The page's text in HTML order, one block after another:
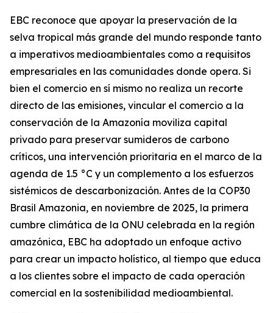
EBC reconoce que apoyar la preservación de la
selva tropical más grande del mundo responde tanto
a imperativos medioambientales como a requisitos
empresariales en las comunidades donde opera. Si
bien el comercio en sí mismo no realiza un recorte
directo de las emisiones, vincular el comercio a la
conservación de la Amazonía moviliza capital
privado para preservar sumideros de carbono
críticos, una intervención prioritaria en el marco de la
agenda de 1.5 °C y un complemento a los esfuerzos
sistémicos de descarbonización. Antes de la COP30
Brasil Amazonia, en noviembre de 2025, la primera
cumbre climática de la ONU celebrada en la región
amazónica, EBC ha adoptado un enfoque activo
para crear un impacto holístico, al tiempo que educa
a los clientes sobre el impacto de cada operación
comercial en la sostenibilidad medioambiental.